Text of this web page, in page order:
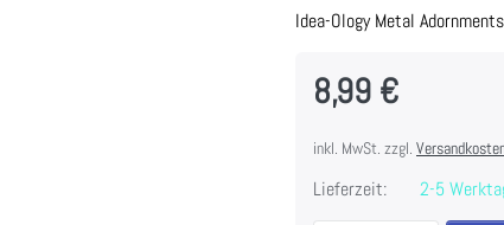
Idea-Ology Metal
8,99 €
inkl. MwSt. zzgl.
Lieferzeit: 2-5